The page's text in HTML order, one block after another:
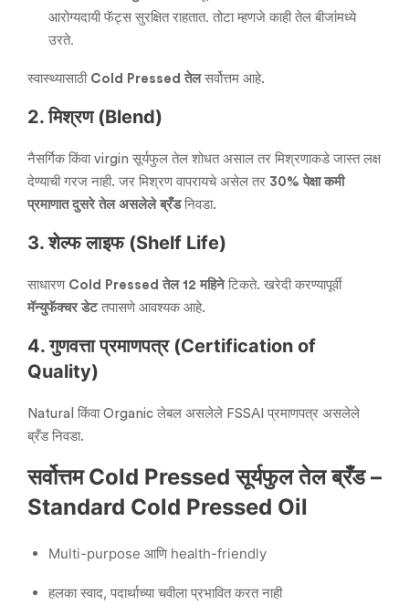
आरोग्यदायी फॅट्स सुरक्षित राहतात. तोटा म्हणजे काही तेल बीजांमध्ये
उरते.
स्वास्थ्यासाठी Cold Pressed तेलसर्वोत्तम आहे.
2. मिश्रण (Blend)
नैसर्गिक किंवा virgin सूर्यफुल तेल शोधत असाल तर मिश्रणाकडे जास्त लक्ष
देण्याची गरज नाही. जर मिश्रण वापरायचे असेल तर 30% पेक्षा कमी
प्रमाणात दुसरे तेल असलेले ब्रँडनिवडा.
3. शेल्फ लाइफ (Shelf Life)
साधारण Cold Pressed तेल 12 महिनेटिकते. खरेदी करण्यापूर्वी
मॅन्युफॅक्चर डेटतपासणे आवश्यक आहे.
4. गुणवत्ता प्रमाणपत्र (Certification of
Quality)
Natural किंवा Organic लेबल असलेले FSSAI प्रमाणपत्र असलेले
ब्रँड निवडा.
सर्वोत्तम Cold Pressed सूर्यफुल तेल ब्रँड –
Standard Cold Pressed Oil
Multi-purpose आणि health-friendly
हलका स्वाद, पदार्थाच्या चवीला प्रभावित करत नाही